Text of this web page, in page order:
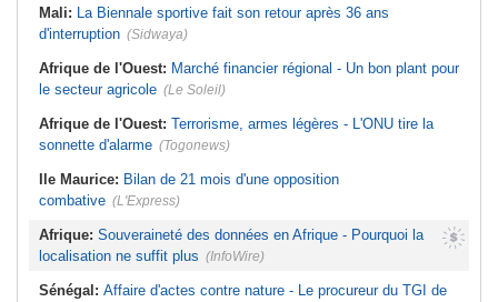
Mali: La Biennale sportive fait son retour après 36 ans
d'interruption (Sidwaya)
Afrique de l'Ouest: Marché financier régional - Un bon plant pour
le secteur agricole (Le Soleil)
Afrique de l'Ouest: Terrorisme, armes légères - L'ONU tire la
sonnette d'alarme (Togonews)
Ile Maurice: Bilan de 21 mois d'une opposition
combative (L'Express)
Afrique: Souveraineté des données en Afrique - Pourquoi la
localisation ne suffit plus (InfoWire)
Sénégal: Affaire d'actes contre nature - Le procureur du TGI de